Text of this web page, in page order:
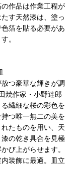
作品は作業工程が
す天然漆は、塗っ
箔を貼る必要があ
。
つ豪華な輝きが調
焼作家・小野達郎
繊細な桜の彩色を
つ唯一無二の美を
たものを用い、天
の乾き具合を見極
び上がらせます。
装飾に最適。皿立